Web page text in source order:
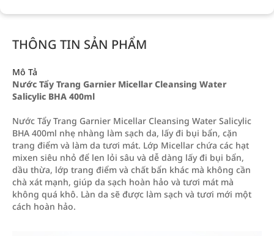
THÔNG TIN SẢN PHẨM
Mô Tả
Nước Tẩy Trang Garnier Micellar Cleansing Water
Salicylic BHA 400ml
Nước Tẩy Trang Garnier Micellar Cleansing Water Salicylic
BHA 400ml nhẹ nhàng làm sạch da, lấy đi bụi bẩn, cặn
trang điểm và làm da tươi mát. Lớp Micellar chứa các hạt
mixen siêu nhỏ để len lỏi sâu và dễ dàng lấy đi bụi bẩn,
dầu thừa, lớp trang điểm và chất bẩn khác mà không cần
chà xát mạnh, giúp da sạch hoàn hảo và tươi mát mà
không quá khô. Làn da sẽ được làm sạch và tươi mới một
cách hoàn hảo.